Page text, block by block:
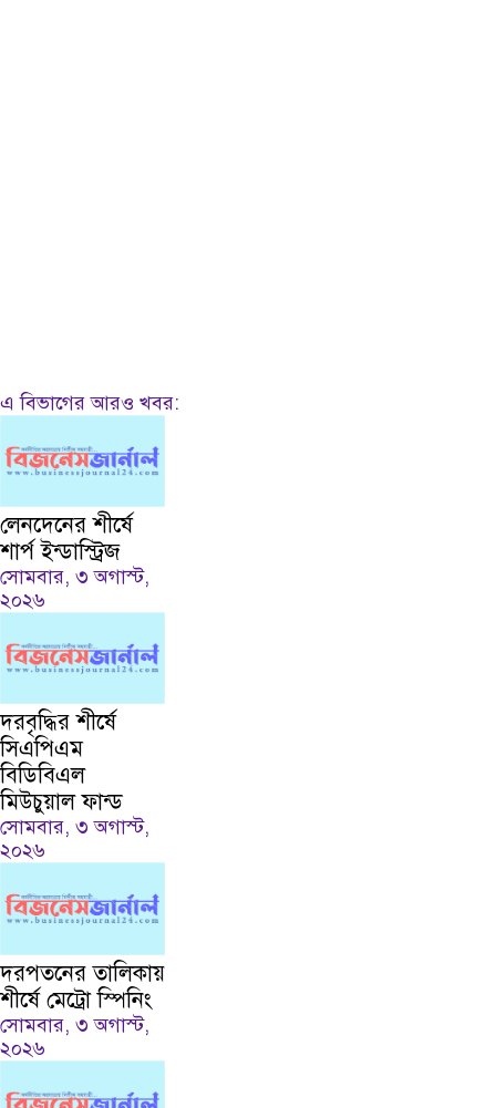
এ বিভাগের আরও খবর:
লেনদেনের শীর্ষে
শার্প ইন্ডাস্ট্রিজ
সোমবার, ৩ অগাস্ট,
২০২৬
দরবৃদ্ধির শীর্ষে
সিএপিএম
বিডিবিএল
মিউচুয়াল ফান্ড
সোমবার, ৩ অগাস্ট,
২০২৬
দরপতনের তালিকায়
শীর্ষে মেট্রো স্পিনিং
সোমবার, ৩ অগাস্ট,
২০২৬